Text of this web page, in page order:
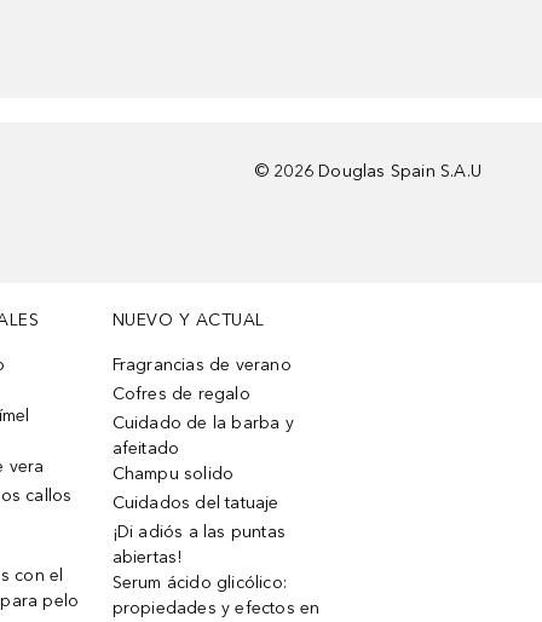
© 2026 Douglas Spain S.A.U
vera
callos
con el
pelo
NUEVO Y ACTUAL
Fragrancias de verano
Cofres de regalo
Cuidado de la barba y
afeitado
Champu solido
Cuidados del tatuaje
¡Di adiós a las puntas
abiertas!
Serum ácido glicólico:
propiedades y efectos en